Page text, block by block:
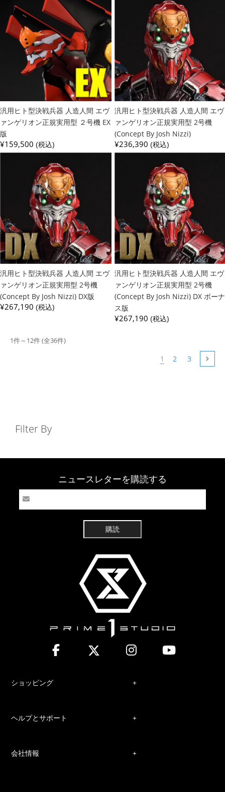
汎用ヒト型決戦兵器 人造人間 エヴ
ァンゲリオン正規実用型 ２号機 EX
版
¥159,500 (税込)
汎用ヒト型決戦兵器 人造人間 エヴ
ァンゲリオン正規実用型 2号機
(Concept By Josh Nizzi)
¥236,390 (税込)
汎用ヒト型決戦兵器 人造人間 エヴ
ァンゲリオン正規実用型 2号機
(Concept By Josh Nizzi) DX版
¥267,190 (税込)
汎用ヒト型決戦兵器 人造人間 エヴ
ァンゲリオン正規実用型 2号機
(Concept By Josh Nizzi) DX ボーナ
ス版
¥267,190 (税込)
1件～12件 (全36件)
1 2 3
Filter By
ニュースレターを購読する
購読
ショッピング
ヘルプとサポート
会社情報